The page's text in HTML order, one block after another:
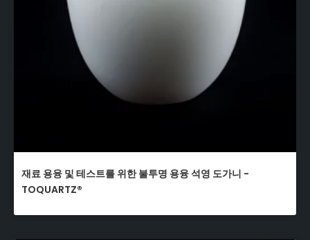
재료 용융 및 테스트를 위한 불투명 용융 석영 도가니 -
TOQUARTZ®